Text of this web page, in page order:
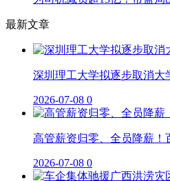
最新文章
深圳理工大学拟逐步取消
2026-07-08 0
高管薪资归零、全员降薪
2026-07-08 0